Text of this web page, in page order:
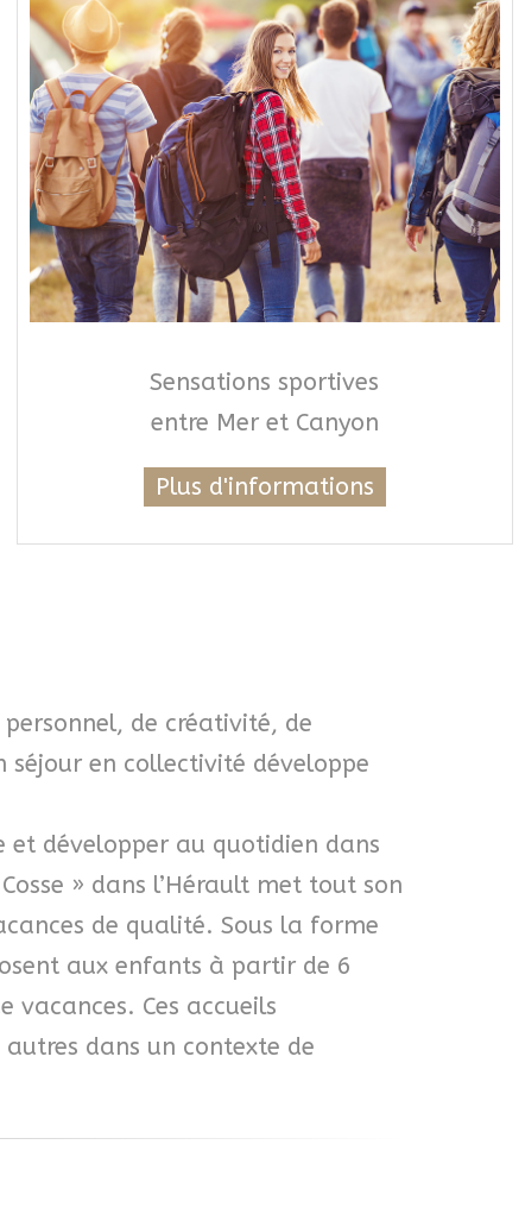
Sensations sportives
entre Mer et Canyon
Plus d'informations
de créativité, de
séjour en collectivité développe
et développer au quotidien dans
» dans l’Hérault met tout son
de qualité. Sous la forme
aux enfants à partir de 6
vacances. Ces accueils
dans un contexte de